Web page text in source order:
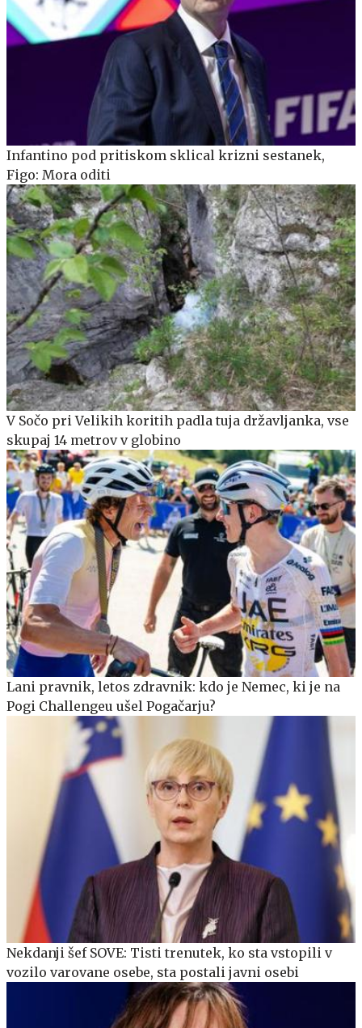
Infantino pod pritiskom sklical krizni sestanek,
Figo: Mora oditi
V Sočo pri Velikih koritih padla tuja državljanka, vse
skupaj 14 metrov v globino
Lani pravnik, letos zdravnik: kdo je Nemec, ki je na
Pogi Challengeu ušel Pogačarju?
Nekdanji šef SOVE: Tisti trenutek, ko sta vstopili v
vozilo varovane osebe, sta postali javni osebi